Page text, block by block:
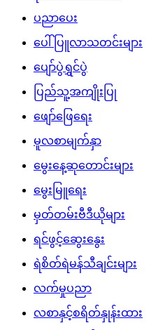
ပညာပေး
ပေါ်ပြူလာသတင်းများ
ပျော်ပွဲရွှင်ပွဲ
ပြည်သူ့အကျိုးပြု
ဖျော်ဖြေရေး
မူလစာမျက်နှာ
မွေးနေ့ဆုတောင်းများ
မွေးမြူရေး
မှတ်တမ်းဗီဒီယိုများ
ရင်ဖွင့်ဆွေးနွေး
ရဲစိတ်ရဲမန်သီချင်းများ
လက်မှုပညာ
လစာနှင့်စရိတ်နှုန်းထား